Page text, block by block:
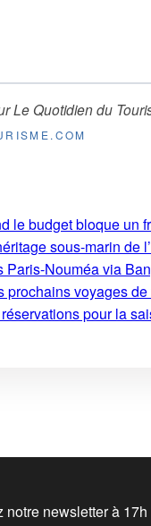
Le Quotidien du
le budget bloque un
sous-marin de
Nouméa via
prochains voyages
pour la
newsletter à